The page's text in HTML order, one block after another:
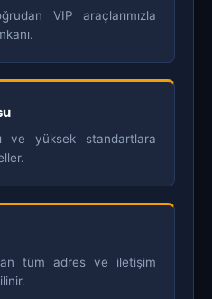
VIP araçlarımızla
ve yüksek standartlara
tüm adres ve iletişim